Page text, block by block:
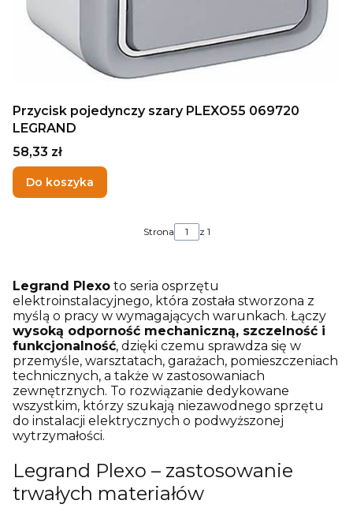
Przycisk pojedynczy szary PLEXO55 069720
LEGRAND
Cena
58,33 zł
Do koszyka
Strona z 1
Legrand Plexo to seria osprzętu
elektroinstalacyjnego, która została stworzona z
myślą o pracy w wymagających warunkach. Łączy
wysoką odporność mechaniczną, szczelność i
funkcjonalność, dzięki czemu sprawdza się w
przemyśle, warsztatach, garażach, pomieszczeniach
technicznych, a także w zastosowaniach
zewnętrznych. To rozwiązanie dedykowane
wszystkim, którzy szukają niezawodnego sprzętu
do instalacji elektrycznych o podwyższonej
wytrzymałości.
Legrand Plexo – zastosowanie
trwałych materiałów